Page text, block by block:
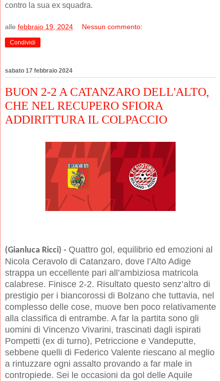
contro la sua ex squadra.
alle febbraio 19, 2024 Nessun commento:
Condividi
sabato 17 febbraio 2024
BUON 2-2 A CATANZARO DELL'ALTO,
CHE NEL RECUPERO SFIORA
ADDIRITTURA IL COLPACCIO
(Gianluca Ricci) - Quattro gol, equilibrio ed emozioni al
Nicola Ceravolo di Catanzaro, dove l’Alto Adige
strappa un eccellente pari all’ambiziosa matricola
calabrese. Finisce 2-2. Risultato questo senz’altro di
prestigio per i biancorossi di Bolzano che tuttavia, nel
complesso delle cose, muove ben poco relativamente
alla classifica di entrambe. A far la partita sono gli
uomini di Vincenzo Vivarini, trascinati dagli ispirati
Pompetti (ex di turno), Petriccione e Vandeputte,
sebbene quelli di Federico Valente riescano al meglio
a rintuzzare ogni assalto provando a far male in
contropiede. Sei le occasioni da gol delle Aquile